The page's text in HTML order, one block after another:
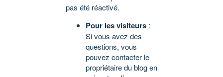
pas été réactivé.
Pour les visiteurs :
Si vous avez des
questions, vous
pouvez contacter le
propriétaire du blog en